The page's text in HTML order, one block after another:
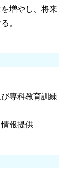
増やし、将来
。
専科教育訓練
情報提供